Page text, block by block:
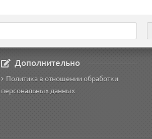
Дополнительно
Политика в отношении обработки
персональных данных